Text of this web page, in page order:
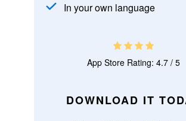
In your own language
App Store Rating: 4.7 / 5
DOWNLOAD IT